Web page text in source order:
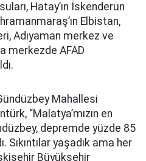
Hatay’ın İskenderun
Elbistan,
Adıyaman merkez ve
merkezde AFAD
Mahallesi
“Malatya’mızın en
depremde yüzde 85
Sıkıntılar yaşadık ama her
Büyükşehir